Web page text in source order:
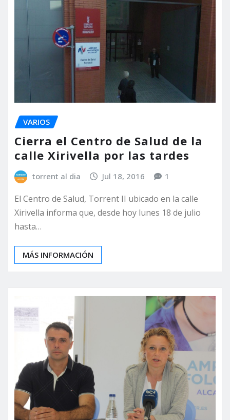
VARIOS
Cierra el Centro de Salud de la
calle Xirivella por las tardes
torrent al dia Jul 18, 2016 1
El Centro de Salud, Torrent II ubicado en la calle
Xirivella informa que, desde hoy lunes 18 de julio
hasta…
MÁS INFORMACIÓN